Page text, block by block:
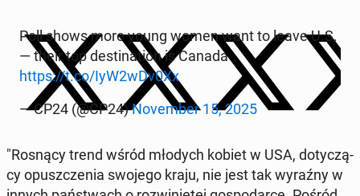
Poll shows more young women want to leave U.S.
— their top de­sti­na­tion is Canada
https://t.co/IyW2wDv0Xx
— CP24 (@CP24)No­vem­ber 15, 2025
"Rosnący trend wśród młodych kobiet w USA, do­ty­czą­
cy opusz­cze­nia swojego kraju, nie jest tak wyraźny w